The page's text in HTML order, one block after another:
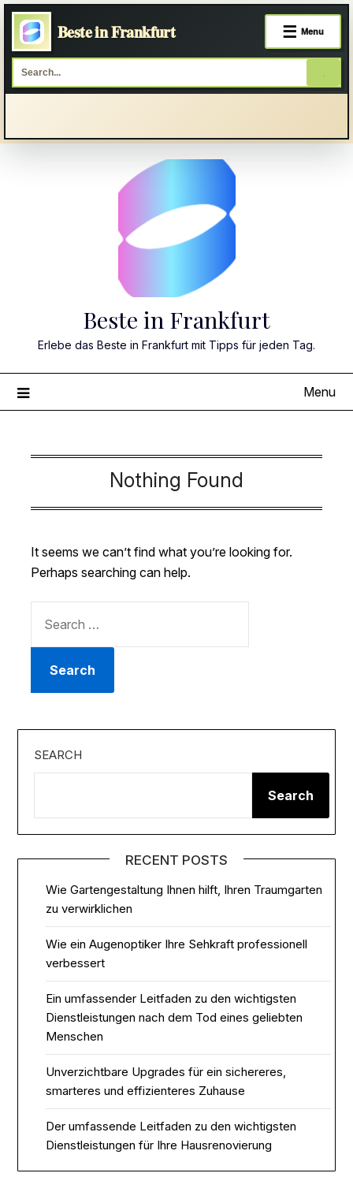
Beste in Frankfurt ☰ Menu
Beste in Frankfurt
Erlebe das Beste in Frankfurt mit Tipps für jeden Tag.
Menu
Nothing Found
It seems we can’t find what you’re looking for.
Perhaps searching can help.
FOR:
SEARCH
Search
RECENT POSTS
Wie Gartengestaltung Ihnen hilft, Ihren Traumgarten
zu verwirklichen
Wie ein Augenoptiker Ihre Sehkraft professionell
verbessert
Ein umfassender Leitfaden zu den wichtigsten
Dienstleistungen nach dem Tod eines geliebten
Menschen
Unverzichtbare Upgrades für ein sichereres,
smarteres und effizienteres Zuhause
Der umfassende Leitfaden zu den wichtigsten
Dienstleistungen für Ihre Hausrenovierung